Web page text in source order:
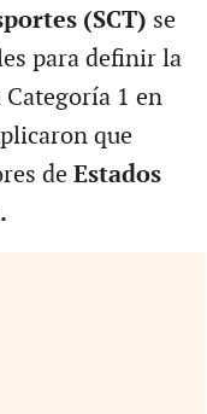
(SCT) se
para definir la
1 en
que
de Estados